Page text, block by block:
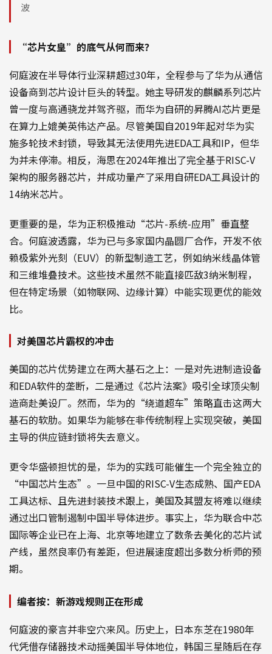
波
“芯片女皇”的底气从何而来？
何庭波在半导体行业深耕超过30年，全程参与了华为从通信
设备商到芯片设计巨头的转型。她主导研发的麒麟系列芯片
曾一度与高通骁龙并驾齐驱，而华为自研的昇腾AI芯片更是
在算力上媲美英伟达产品。尽管美国自2019年起对华为实
施多轮技术封锁，导致其无法使用先进EDA工具和IP，但华
为并未停滞。相反，海思在2024年推出了完全基于RISC-V
架构的服务器芯片，并成功量产了采用自研EDA工具设计的
14纳米芯片。
更重要的是，华为正积极推动“芯片-系统-应用”垂直整
合。何庭波透露，华为已与多家国内晶圆厂合作，开发不依
赖极紫外光刻（EUV）的新型制造工艺，例如纳米线晶体管
和三维堆叠技术。这些技术虽然不能直接匹敌3纳米制程，
但在特定场景（如物联网、边缘计算）中能实现更优的能效
比。
对美国芯片霸权的冲击
美国的芯片优势建立在两大基石之上：一是对先进制造设备
和EDA软件的垄断，二是通过《芯片法案》吸引全球顶尖制
造商赴美设厂。然而，华为的“绕道超车”策略直击这两大
基石的软肋。如果华为能够在非传统制程上实现突破，美国
主导的供应链封锁将失去意义。
更令华盛顿担忧的是，华为的实践可能催生一个完全独立的
“中国芯片生态”。一旦中国的RISC-V生态成熟、国产EDA
工具达标、且先进封装技术跟上，美国及其盟友将难以继续
通过出口管制遏制中国半导体进步。事实上，华为联合中芯
国际等企业已在上海、北京等地建立了数条去美化的芯片试
产线，虽然良率仍有差距，但进展速度超出多数分析师的预
期。
编者按：新游戏规则正在形成
何庭波的豪言并非空穴来风。历史上，日本东芝在1980年
代凭借存储器技术动摇美国半导体地位，韩国三星随后在存